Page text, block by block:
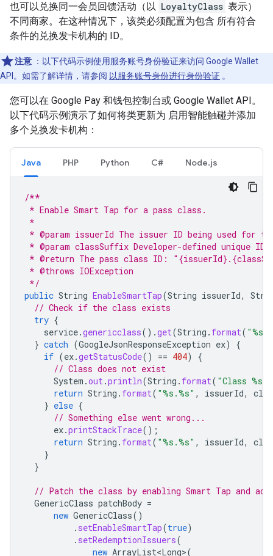
也可以兑换同一会员回馈活动（以 LoyaltyClass 表示）
不同商家。在这种情况下，该类必须配置为包含 所有符合
条件的兑换发卡机构的 ID。
注意 ：以下代码示例使用服务账号身份验证来访问 Google Wallet
API。如需了解详情，请参阅 以服务账号身份进行身份验证 。
您可以在 Google Pay 和钱包控制台或 Google Wallet API。
以下代码示例演示了如何将类更新为 启用智能触碰并添加
多个兑换发卡机构：
Java PHP Python C# Node.js
/**
* Enable Smart Tap for a pass class.
*
* @param issuerId The issuer ID being used for
* @param classSuffix Developer-defined unique
* @return The pass class ID:
* @throws IOException
*/
public String EnableSmartTap(String issuerId,
// Check if the class exists
try {
service.genericclass().get(String . format(
} catch (GoogleJsonResponseException ex)
{
if (ex.getStatusCode() == 404)
{
// Class does not exist
System .out.println(String . format( "Class
return String . format( "%s.%s" , issuerId,
} else {
// Something else went wrong...
ex.printStackTrace();
return String . format( "%s.%s" , issuerId,
}
}
// Patch the class by enabling Smart Tap and
GenericClass patchBody =
new GenericClass()
. setEnableSmartTap(true)
. setRedemptionIssuers(
new ArrayList<Long>(